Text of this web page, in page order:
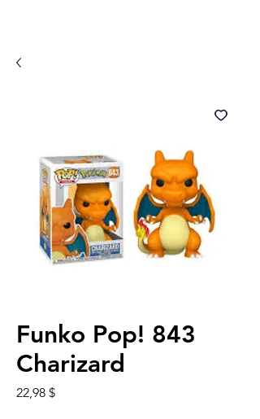
Funko Pop! 843
Charizard
22,98 $Prix